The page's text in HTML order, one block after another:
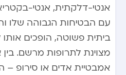
אנטי-דלקתית, אנטי-
עם הבטיחות הגבוהה שלו
ביתית פשוטה, הופכים
מצוינת לתרופות מרשם.
אמבטיית אדים או סירופ –